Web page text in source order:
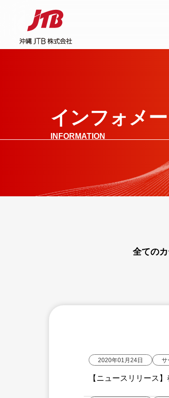
インフォメ
INFORMATION
全ての
2020年01月24日
サ
【ニュースリリース